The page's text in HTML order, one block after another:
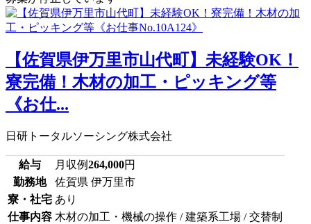
【佐賀県伊万里市山代町】未経験OK！
寮完備！木材の加工・ピッキング等
《お仕...
日研トータルソーシング株式会社
給与 月収例264,000円
勤務地
佐賀県 伊万里市
寮・社宅 あり
仕事内容 木材の加工・機械の操作 / 建築系工場 / 交替制